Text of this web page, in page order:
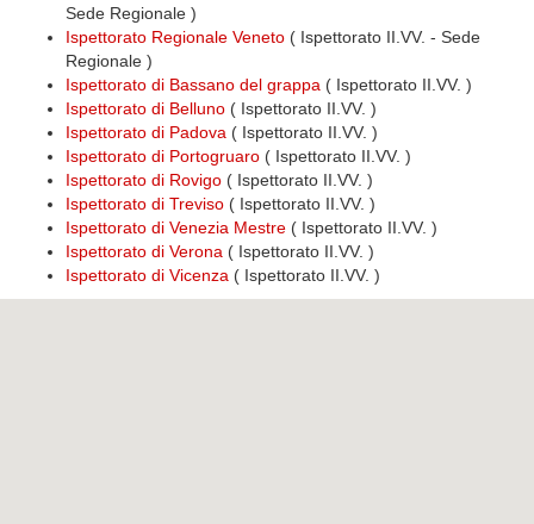
Sede Regionale )
Ispettorato Regionale Veneto ( Ispettorato II.VV. - Sede
Regionale )
Ispettorato di Bassano del grappa ( Ispettorato II.VV. )
Ispettorato di Belluno ( Ispettorato II.VV. )
Ispettorato di Padova ( Ispettorato II.VV. )
Ispettorato di Portogruaro ( Ispettorato II.VV. )
Ispettorato di Rovigo ( Ispettorato II.VV. )
Ispettorato di Treviso ( Ispettorato II.VV. )
Ispettorato di Venezia Mestre ( Ispettorato II.VV. )
Ispettorato di Verona ( Ispettorato II.VV. )
Ispettorato di Vicenza ( Ispettorato II.VV. )